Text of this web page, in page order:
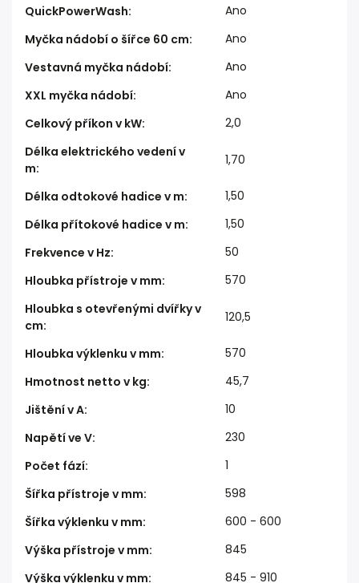
QuickPowerWash:
Ano
Myčka nádobí o šířce 60 cm:
Ano
Vestavná myčka nádobí:
Ano
XXL myčka nádobí:
Ano
Celkový příkon v kW:
2,0
Délka elektrického vedení v
m:
1,70
Délka odtokové hadice v m:
1,50
Délka přítokové hadice v m:
1,50
Frekvence v Hz:
50
Hloubka přístroje v mm:
570
Hloubka s otevřenými dvířky v
cm:
120,5
Hloubka výklenku v mm:
570
Hmotnost netto v kg:
45,7
Jištění v A:
10
Napětí ve V:
230
Počet fází:
1
Šířka přístroje v mm:
598
Šířka výklenku v mm:
600 - 600
Výška přístroje v mm:
845
Výška výklenku v mm:
845 - 910